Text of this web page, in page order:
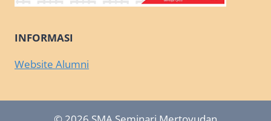
INFORMASI
Website Alumni